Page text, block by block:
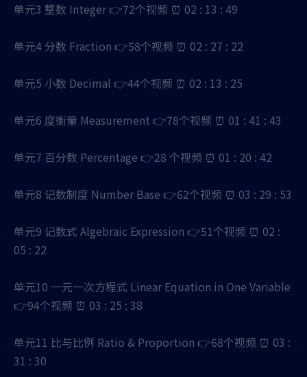
单元3 整数 Integer 👉72个视频 ⏰ 02 : 13 : 49
单元4 分数 Fraction 👉58个视频 ⏰ 02 : 27 : 22
单元5 小数 Decimal 👉44个视频 ⏰ 02 : 13 : 25
单元6 度衡量 Measurement 👉78个视频 ⏰ 01 : 41 : 43
单元7 百分数 Percentage 👉28 个视频 ⏰ 01 : 20 : 42
单元8 记数制度 Number Base 👉62个视频 ⏰ 03 : 29 : 53
单元9 记数式 Algebraic Expression 👉51个视频 ⏰ 02 :
05 : 22
单元10 一元一次方程式 Linear Equation in One Variable
👉94个视频 ⏰ 03 : 25 : 38
单元11 比与比例 Ratio & Proportion 👉68个视频 ⏰ 03 :
31 : 30